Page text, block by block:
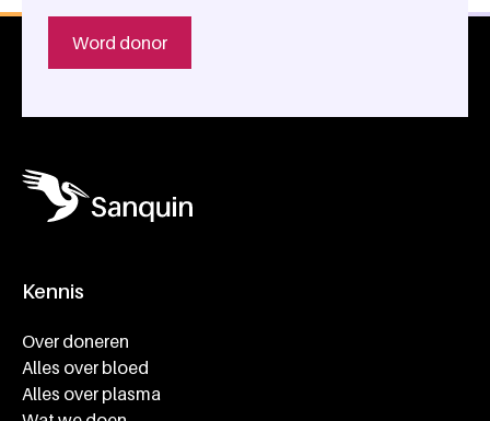
Word donor
Kennis
Over doneren
Alles over bloed
Alles over plasma